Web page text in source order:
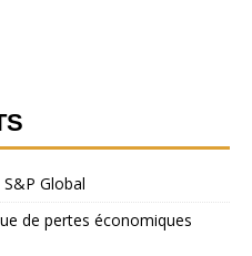
Global
de pertes économiques